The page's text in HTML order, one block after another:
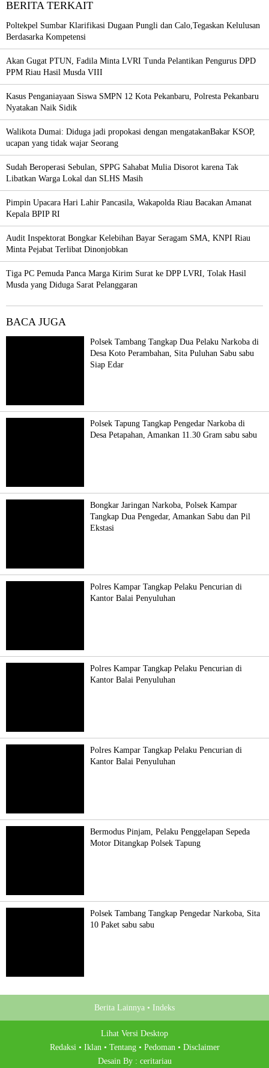
BERITA TERKAIT
Poltekpel Sumbar Klarifikasi Dugaan Pungli dan Calo,Tegaskan Kelulusan
Berdasarka Kompetensi
Akan Gugat PTUN, Fadila Minta LVRI Tunda Pelantikan Pengurus DPD
PPM Riau Hasil Musda VIII
Kasus Penganiayaan Siswa SMPN 12 Kota Pekanbaru, Polresta Pekanbaru
Nyatakan Naik Sidik
Walikota Dumai: Diduga jadi propokasi dengan mengatakanBakar KSOP,
ucapan yang tidak wajar Seorang
Sudah Beroperasi Sebulan, SPPG Sahabat Mulia Disorot karena Tak
Libatkan Warga Lokal dan SLHS Masih
Pimpin Upacara Hari Lahir Pancasila, Wakapolda Riau Bacakan Amanat
Kepala BPIP RI
Audit Inspektorat Bongkar Kelebihan Bayar Seragam SMA, KNPI Riau
Minta Pejabat Terlibat Dinonjobkan
Tiga PC Pemuda Panca Marga Kirim Surat ke DPP LVRI, Tolak Hasil
Musda yang Diduga Sarat Pelanggaran
BACA JUGA
Polsek Tambang Tangkap Dua Pelaku Narkoba di
Desa Koto Perambahan, Sita Puluhan Sabu sabu
Siap Edar
Polsek Tapung Tangkap Pengedar Narkoba di
Desa Petapahan, Amankan 11.30 Gram sabu sabu
Bongkar Jaringan Narkoba, Polsek Kampar
Tangkap Dua Pengedar, Amankan Sabu dan Pil
Ekstasi
Polres Kampar Tangkap Pelaku Pencurian di
Kantor Balai Penyuluhan
Polres Kampar Tangkap Pelaku Pencurian di
Kantor Balai Penyuluhan
Polres Kampar Tangkap Pelaku Pencurian di
Kantor Balai Penyuluhan
Bermodus Pinjam, Pelaku Penggelapan Sepeda
Motor Ditangkap Polsek Tapung
Polsek Tambang Tangkap Pengedar Narkoba, Sita
10 Paket sabu sabu
Berita Lainnya • Indeks
Lihat Versi Desktop
Redaksi • Iklan • Tentang • Pedoman • Disclaimer
Desain By : ceritariau